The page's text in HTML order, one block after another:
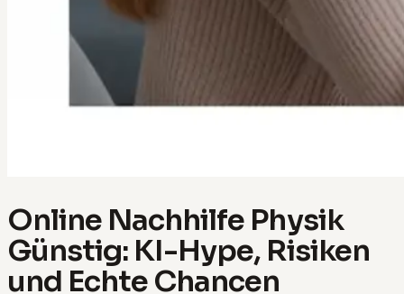
Online Nachhilfe Physik
Günstig: KI-Hype, Risiken
und Echte Chancen